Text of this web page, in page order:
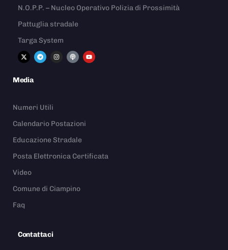
N.O.P.P. – Nucleo Operativo Polizia di Prossimità
Pattuglia stradale
Targa System
Media
Numeri Utili
Calendario Postazioni
Educazione Stradale
Posta Elettronica Certificata
Video
Comune di Ciampino
Faq
Contattaci